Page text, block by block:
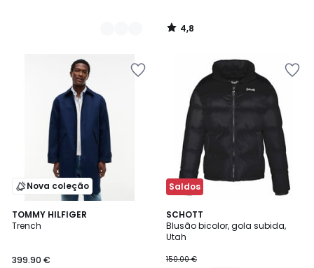
4,8
/
Nova coleção
TOMMY HILFIGER
Trench
399.90 €
2
Cores
Saldos
SCHOTT
Blusão bicolor, gola subida,
Utah
150.00 €
4,5
/ 5